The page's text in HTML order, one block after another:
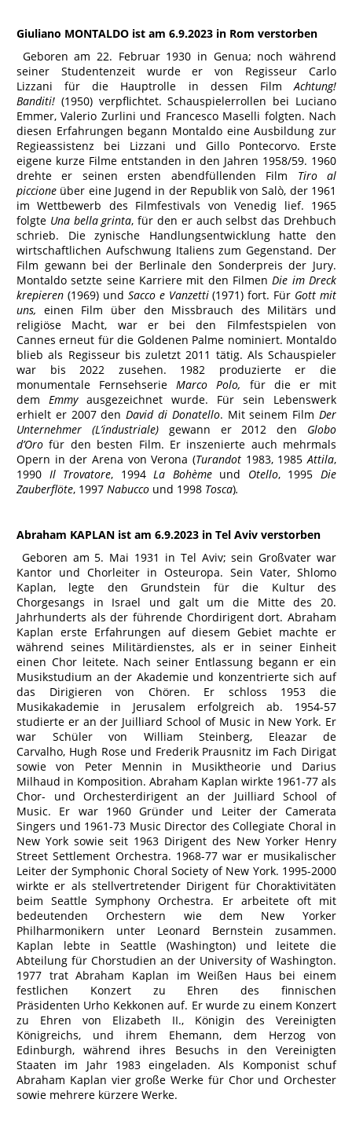
Giuliano MONTALDO ist am 6.9.2023 in Rom verstorben
Geboren am 22. Februar 1930 in Genua; noch während
seiner Studentenzeit wurde er von Regisseur Carlo
Lizzani für die Hauptrolle in dessen FilmAchtung!
Banditi! (1950) verpflichtet. Schauspielerrollen bei Luciano
Emmer, Valerio Zurlini und Francesco Maselli folgten. Nach
diesen Erfahrungen begann Montaldo eine Ausbildung zur
Regieassistenz bei Lizzani und Gillo Pontecorvo. Erste
eigene kurze Filme entstanden in den Jahren 1958/59. 1960
drehte er seinen ersten abendfüllenden Film Tiro al
piccione über eine Jugend in der Republik von Salò, der 1961
im Wettbewerb des Filmfestivals von Venedig lief. 1965
folgte Una bella grinta, für den er auch selbst das Drehbuch
schrieb. Die zynische Handlungsentwicklung hatte den
wirtschaftlichen Aufschwung Italiens zum Gegenstand. Der
Film gewann bei der Berlinale den Sonderpreis der Jury.
Montaldo setzte seine Karriere mit den FilmenDie im Dreck
krepieren (1969) und Sacco e Vanzetti(1971) fort. Für Gott mit
uns, einen Film über den Missbrauch des Militärs und
religiöse Macht, war er bei den Filmfestspielen von
Cannes erneut für die Goldenen Palme nominiert. Montaldo
blieb als Regisseur bis zuletzt 2011 tätig. Als Schauspieler
war bis 2022 zusehen. 1982 produzierte er die
monumentale FernsehserieMarco Polo, für die er mit
dem Emmyausgezeichnet wurde. Für sein Lebenswerk
erhielt er 2007 denDavid di Donatello. Mit seinem FilmDer
Unternehmer (L’industriale)gewann er 2012 den Globo
d’Oro für den besten Film. Er inszenierte auch mehrmals
Opern in der Arena von Verona (Turandot 1983, 1985Attila,
1990 Il Trovatore, 1994La Bohèmeund Otello, 1995Die
Zauberflöte, 1997 Nabucco und 1998 Tosca).
Abraham KAPLAN ist am 6.9.2023 in Tel Aviv verstorben
Geboren am 5. Mai 1931 in Tel Aviv; sein Großvater war
Kantor und Chorleiter in Osteuropa. Sein Vater, Shlomo
Kaplan, legte den Grundstein für die Kultur des
Chorgesangs in Israel und galt um die Mitte des 20.
Jahrhunderts als der führende Chordirigent dort. Abraham
Kaplan erste Erfahrungen auf diesem Gebiet machte er
während seines Militärdienstes, als er in seiner Einheit
einen Chor leitete. Nach seiner Entlassung begann er ein
Musikstudium an der Akademie und konzentrierte sich auf
das Dirigieren von Chören. Er schloss 1953 die
Musikakademie in Jerusalem erfolgreich ab. 1954-57
studierte er an der Juilliard School of Music in New York. Er
war Schüler von William Steinberg, Eleazar de
Carvalho, Hugh Rose und Frederik Prausnitz im Fach Dirigat
sowie von Peter Mennin in Musiktheorie und Darius
Milhaud in Komposition. Abraham Kaplan wirkte 1961-77 als
Chor- und Orchesterdirigent an der Juilliard School of
Music. Er war 1960 Gründer und Leiter der Camerata
Singers und 1961-73 Music Director des Collegiate Choral in
New York sowie seit 1963 Dirigent des New Yorker Henry
Street Settlement Orchestra. 1968-77 war er musikalischer
Leiter der Symphonic Choral Society of New York. 1995-2000
wirkte er als stellvertretender Dirigent für Choraktivitäten
beim Seattle Symphony Orchestra. Er arbeitete oft mit
bedeutenden Orchestern wie dem New Yorker
Philharmonikern unter Leonard Bernstein zusammen.
Kaplan lebte in Seattle (Washington) und leitete die
Abteilung für Chorstudien an der University of Washington.
1977 trat Abraham Kaplan im Weißen Haus bei einem
festlichen Konzert zu Ehren des finnischen
Präsidenten Urho Kekkonen auf. Er wurde zu einem Konzert
zu Ehren von Elizabeth II., Königin des Vereinigten
Königreichs, und ihrem Ehemann, dem Herzog von
Edinburgh, während ihres Besuchs in den Vereinigten
Staaten im Jahr 1983 eingeladen. Als Komponist schuf
Abraham Kaplan vier große Werke für Chor und Orchester
sowie mehrere kürzere Werke.